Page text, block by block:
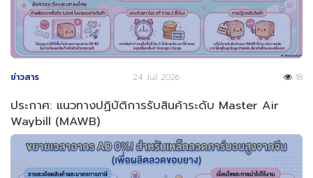
ข่าวสาร 24 Jul 2026 18
ประกาศ: แนวทางปฏิบัติการรับสินค้าระดับ Master Air
Waybill (MAWB)